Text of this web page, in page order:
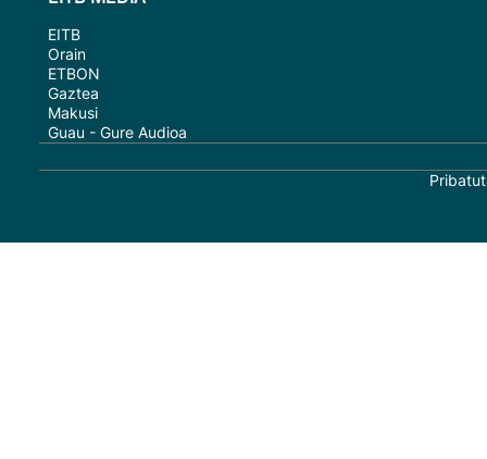
EITB
Orain
ETBON
Gaztea
Makusi
Guau - Gure Audioa